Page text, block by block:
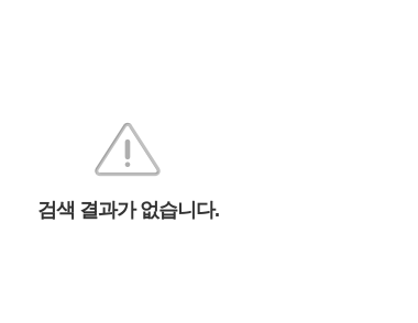
검색 결과가 없습니다.